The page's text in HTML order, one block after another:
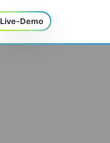
Live-Demo